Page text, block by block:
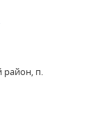
район, п.